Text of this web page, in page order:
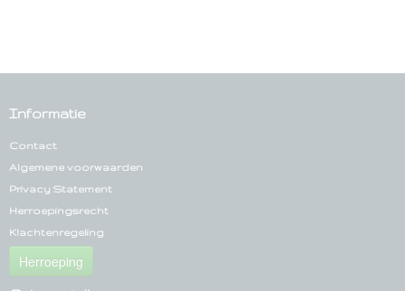
Informatie
Contact
Algemene voorwaarden
Privacy Statement
Herroepingsrecht
Klachtenregeling
Herroeping